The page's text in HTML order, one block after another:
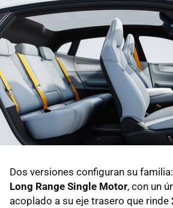
Dos versiones configuran su
Long Range Single Motor, con un
acoplado a su eje trasero que rinde